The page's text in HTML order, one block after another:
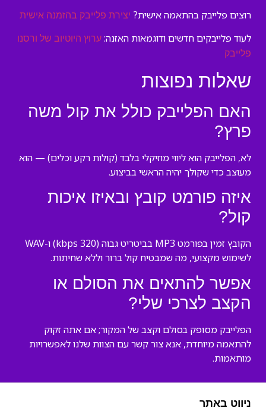
רוצים פלייבק בהתאמה אישית? יצירת פלייבק בהזמנה אישית
לעוד פלייבקים חדשים ודוגמאות האזנה: ערוץ היוטיוב של ורסנו
פלייבק
שאלות נפוצות
האם הפלייבק כולל את קול משה
פרץ?
לא, הפלייבק הוא ליווי מוזיקלי בלבד (קולות רקע וכלים) — הוא
מעוצב כדי שקולך יהיה הראשי בביצוע.
איזה פורמט קובץ ובאיזו איכות
קול?
הקובץ זמין בפורמט MP3 בביטריט גבוה (320 kbps) ו-WAV
לשימוש מקצועי, מה שמבטיח קול ברור וללא שחיתות.
אפשר להתאים את הסולם או
הקצב לצרכי שלי?
הפלייבק מסופק בסולם וקצב של המקור; אם אתה זקוק
להתאמה מיוחדת, אנא צור קשר עם הצוות שלנו לאפשרויות
מותאמות.
ניווט באתר